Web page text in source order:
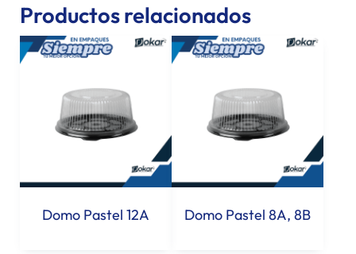
Productos relacionados
Domo Pastel 12A Domo Pastel 8A, 8B